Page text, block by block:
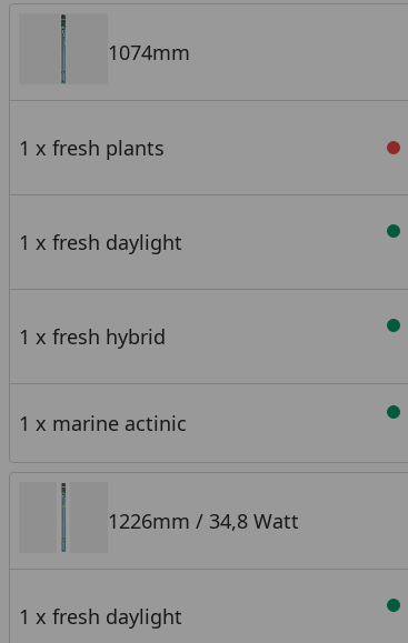
1074mm
1 x fresh plants
1 x fresh daylight
1 x fresh hybrid
1 x marine actinic
1226mm / 34,8 Watt
1 x fresh daylight